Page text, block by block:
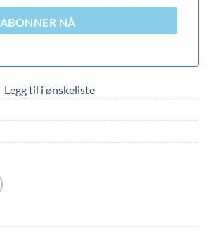
ABONNER NÅ
Legg til i ønskeliste